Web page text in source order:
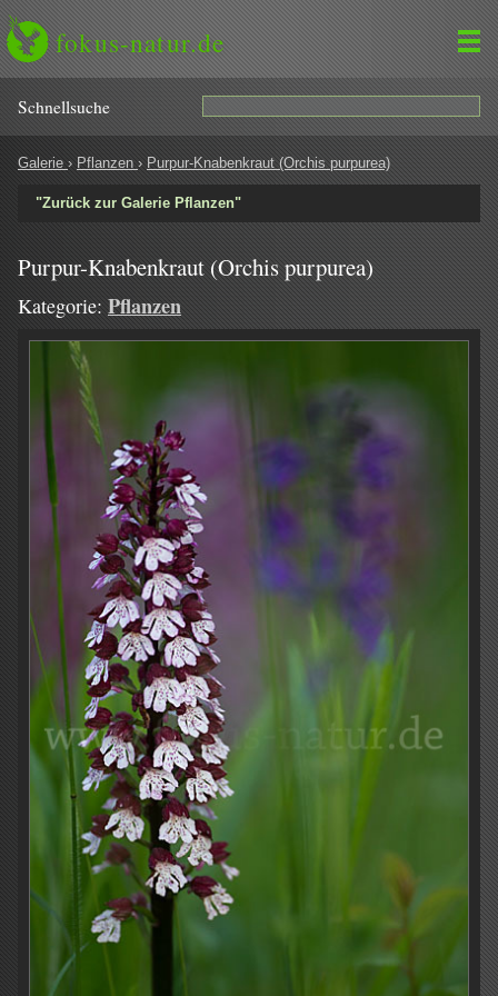
fokus-natur.de
Schnell­suche
Galerie › Pflanzen › Purpur-Knabenkraut (Orchis purpurea)
"Zurück zur Galerie Pflanzen"
Purpur-Knabenkraut (Orchis purpurea)
Kategorie: Pflanzen